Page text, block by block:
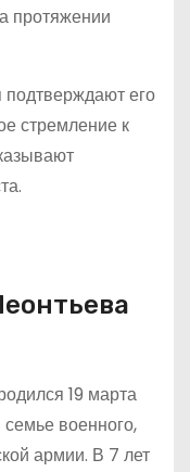
протяжении
его
стремление к
19 марта
военного,
армии. В 7 лет